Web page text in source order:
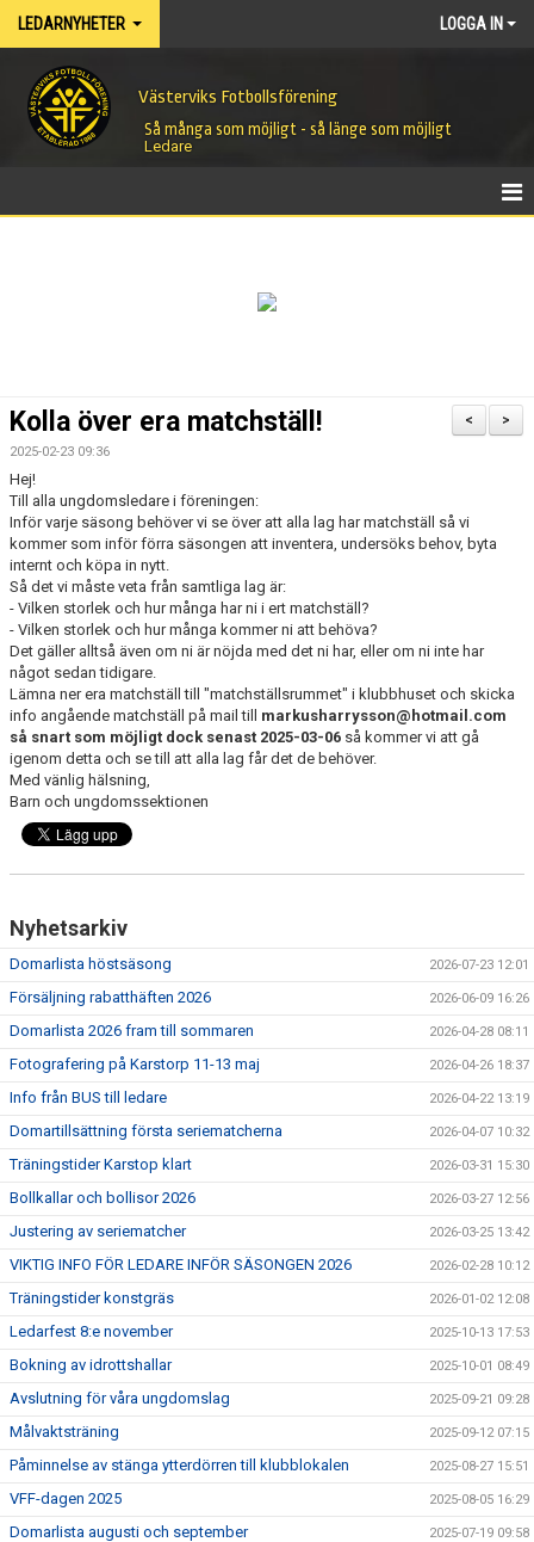
LEDARNYHETER LOGGA IN
Västerviks Fotbollsförening
Så många som möjligt - så länge som möjligt
Ledare
>
<
Kolla över era matchställ!
2025-02-23 09:36
Hej!
Till alla ungdomsledare i föreningen:
Inför varje säsong behöver vi se över att alla lag har matchställ så vi
kommer som inför förra säsongen att inventera, undersöks behov, byta
internt och köpa in nytt.
Så det vi måste veta från samtliga lag är:
- Vilken storlek och hur många har ni i ert matchställ?
- Vilken storlek och hur många kommer ni att behöva?
Det gäller alltså även om ni är nöjda med det ni har, eller om ni inte har
något sedan tidigare.
Lämna ner era matchställ till "matchställsrummet" i klubbhuset och skicka
info angående matchställ på mail till markusharrysson@hotmail.com
så snart som möjligt dock senast 2025-03-06 så kommer vi att gå
igenom detta och se till att alla lag får det de behöver.
Med vänlig hälsning,
Barn och ungdomssektionen
Nyhetsarkiv
Domarlista höstsäsong 2026-07-23 12:01
Försäljning rabatthäften 2026 2026-06-09 16:26
Domarlista 2026 fram till sommaren 2026-04-28 08:11
Fotografering på Karstorp 11-13 maj 2026-04-26 18:37
Info från BUS till ledare 2026-04-22 13:19
Domartillsättning första seriematcherna 2026-04-07 10:32
Träningstider Karstop klart 2026-03-31 15:30
Bollkallar och bollisor 2026 2026-03-27 12:56
Justering av seriematcher 2026-03-25 13:42
VIKTIG INFO FÖR LEDARE INFÖR SÄSONGEN 2026 2026-02-28 10:12
Träningstider konstgräs 2026-01-02 12:08
Ledarfest 8:e november 2025-10-13 17:53
Bokning av idrottshallar 2025-10-01 08:49
Avslutning för våra ungdomslag 2025-09-21 09:28
Målvaktsträning 2025-09-12 07:15
Påminnelse av stänga ytterdörren till klubblokalen 2025-08-27 15:51
VFF-dagen 2025 2025-08-05 16:29
Domarlista augusti och september 2025-07-19 09:58